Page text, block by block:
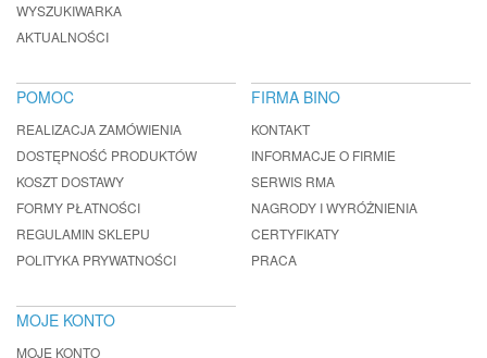
WYSZUKIWARKA
AKTUALNOŚCI
POMOC
REALIZACJA ZAMÓWIENIA
DOSTĘPNOŚĆ PRODUKTÓW
KOSZT DOSTAWY
FORMY PŁATNOŚCI
REGULAMIN SKLEPU
POLITYKA PRYWATNOŚCI
FIRMA BINO
KONTAKT
INFORMACJE O FIRMIE
SERWIS RMA
NAGRODY I WYRÓŻNIENIA
CERTYFIKATY
PRACA
MOJE KONTO
MOJE KONTO